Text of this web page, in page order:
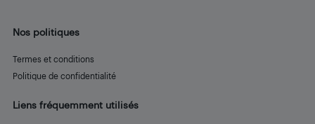
Nos politiques
Termes et conditions
Politique de confidentialité
Liens fréquemment utilisés